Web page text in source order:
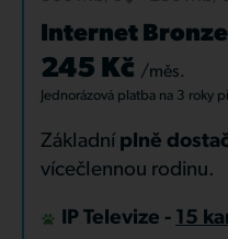
Internet Bronze
245 Kč /měs.
Jednorázová platba na 3 roky
Základní plně
vícečlennou rodinu.
IP Televize - 15